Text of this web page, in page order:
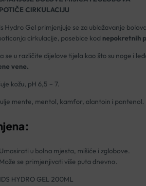
POTIČE CIRKULACIJU
Hydro Gel primjenjuje se za ublažavanje
cirkulacije, posebice kod nepokretnih
se u različite dijelove tijela kao što su noge i
vene.
kožu, pH 6,5 – 7.
mente, mentol, kamfor, alantoin i pantenol.
Umasirati u bolna mjesta, mišiće i zglobove.
Može se primjenjivati više puta dnevno.
HYDRO GEL 200ML